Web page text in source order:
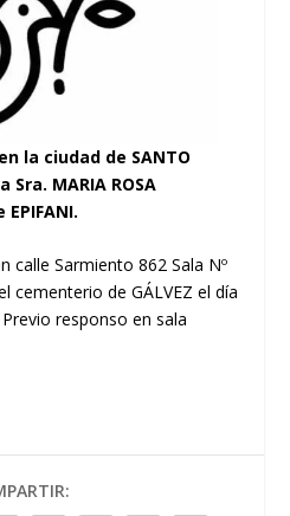
la ciudad de SANTO
Sra. MARIA ROSA
EPIFANI.
calle Sarmiento 862 Sala Nº
cementerio de GÁLVEZ el día
responso en sala